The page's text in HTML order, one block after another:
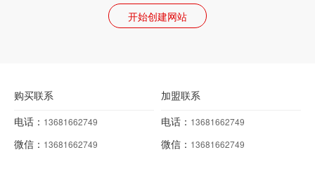
开始创建网站
购买联系
电话： 13681662749
微信： 13681662749
加盟联系
电话： 13681662749
微信： 13681662749